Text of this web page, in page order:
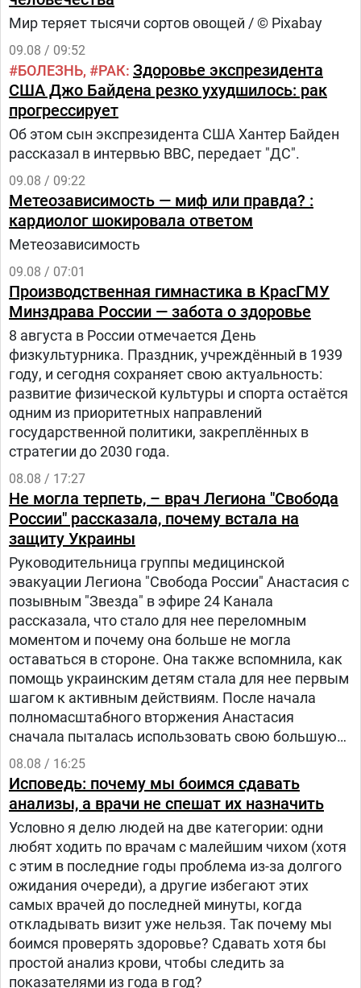
Мир теряет тысячи сортов овощей / © Pixabay
09.08 / 09:52
БОЛЕЗНЬ РАК Здоровье экспрезидента
США Джо Байдена резко ухудшилось: рак
прогрессирует
Об этом сын экспрезидента США Хантер Байден
рассказал в интервью BBC, передает "ДС".
09.08 / 09:22
Метеозависимость — миф или правда? :
кардиолог шокировала ответом
Метеозависимость
09.08 / 07:01
Производственная гимнастика в КрасГМУ
Минздрава России — забота о здоровье
8 августа в России отмечается День
физкультурника. Праздник, учреждённый в 1939
году, и сегодня сохраняет свою актуальность:
развитие физической культуры и спорта остаётся
одним из приоритетных направлений
государственной политики, закреплённых в
стратегии до 2030 года.
08.08 / 17:27
Не могла терпеть, – врач Легиона "Свобода
России" рассказала, почему встала на
защиту Украины
Руководительница группы медицинской
эвакуации Легиона "Свобода России" Анастасия с
позывным "Звезда" в эфире 24 Канала
рассказала, что стало для нее переломным
моментом и почему она больше не могла
оставаться в стороне. Она также вспомнила, как
помощь украинским детям стала для нее первым
шагом к активным действиям. После начала
полномасштабного вторжения Анастасия
сначала пыталась использовать свою большую
русскоязычную аудиторию, чтобы объяснять
людям в России, что на самом деле происходит в
Украине.
08.08 / 16:25
Исповедь: почему мы боимся сдавать
анализы, а врачи не спешат их назначить
Условно я делю людей на две категории: одни
любят ходить по врачам с малейшим чихом (хотя
с этим в последние годы проблема из-за долгого
ожидания очереди), а другие избегают этих
самых врачей до последней минуты, когда
откладывать визит уже нельзя. Так почему мы
боимся проверять здоровье? Сдавать хотя бы
простой анализ крови, чтобы следить за
показателями из года в год?